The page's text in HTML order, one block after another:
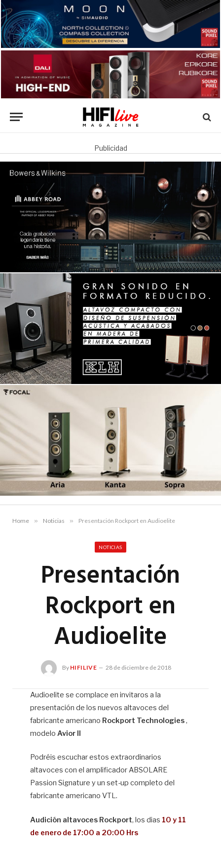
Publicidad
Home » Noticias » Presentación Rockport en Audioelite
NOTICIAS
Presentación
Rockport en
Audioelite
By HIFILIVE 28 de diciembre de 2018
Audioelite se complace en invitaros a la
presentación de los nuevos altavoces del
fabricante americano Rockport Technologies,
modelo Avior II
Podréis escuchar estos extraordinarios
altavoces con el amplificador ABSOLARE
Passion Signature y un set-up completo del
fabricante americano VTL.
Audición altavoces Rockport, los dias 10 y 11
de enero de 17:00 a 20:00 Hrs